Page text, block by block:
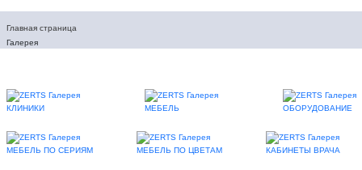
Главная страница
Галерея
КЛИНИКИ МЕБЕЛЬ ОБОРУДОВАНИЕ
МЕБЕЛЬ ПО СЕРИЯМ МЕБЕЛЬ ПО ЦВЕТАМ КАБИНЕТЫ ВРАЧА